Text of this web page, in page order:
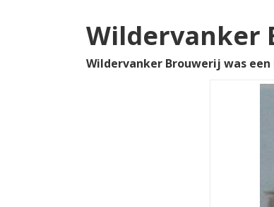
Wildervanker
Wildervanker Brouwerij was